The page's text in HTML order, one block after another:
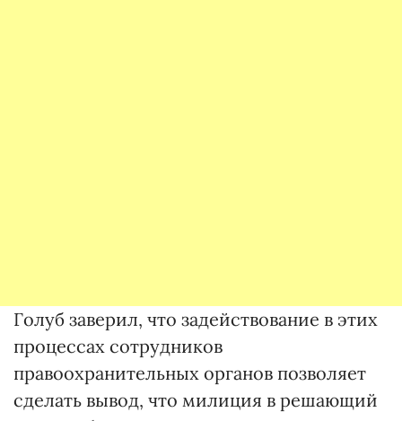
Голуб заверил, что задействование в этих
процессах сотрудников
правоохранительных органов позволяет
сделать вывод, что милиция в решающий